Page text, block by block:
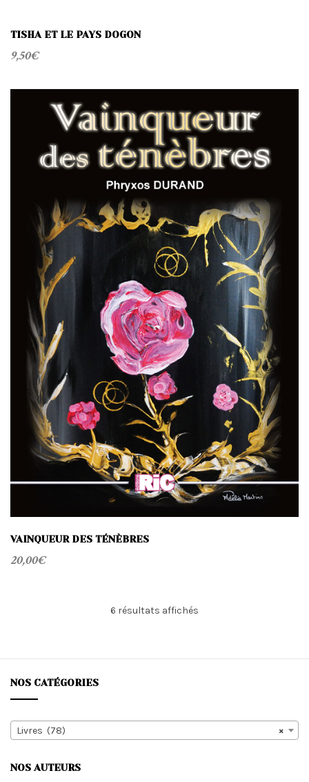
TISHA ET LE PAYS DOGON
9,50€
VAINQUEUR DES TÉNÈBRES
20,00€
6 résultats affichés
au
NOS CATÉGORIES
×
Livres (78)
NOS AUTEURS